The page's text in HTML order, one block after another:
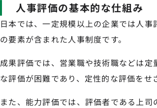
人事評価の基本的な仕組み
日本では、一定規模以上の企業では人事
の要素が含まれた人事制度です。
成果評価では、営業職や技術職などは
な評価が困難であり、定性的な評価をせ
また、能力評価では、評価者である上